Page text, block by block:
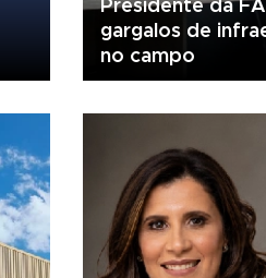
gargalos de
no campo